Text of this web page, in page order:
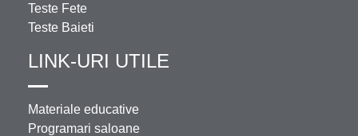
Teste Fete
Teste Baieti
LINK-URI UTILE
Materiale educative
Programari saloane